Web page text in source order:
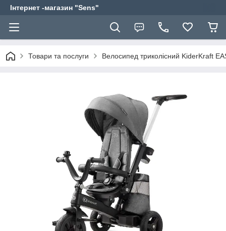
Інтернет -магазин "Sens"
Товари та послуги Велосипед триколісний KiderKraft